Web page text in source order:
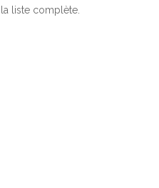
liste complète.